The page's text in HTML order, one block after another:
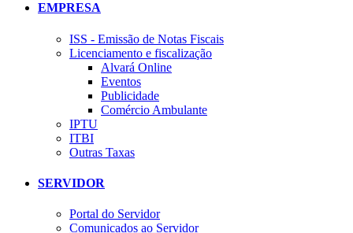
EMPRESA
ISS - Emissão de Notas Fiscais
Licenciamento e fiscalização
Alvará Online
Eventos
Publicidade
Comércio Ambulante
IPTU
ITBI
Outras Taxas
SERVIDOR
Portal do Servidor
Comunicados ao Servidor